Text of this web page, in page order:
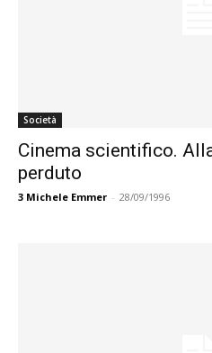
Società
Cinema scientifico.
perduto
3 Michele Emmer - 28/09/1996